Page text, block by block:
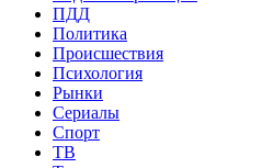
ПДД
Политика
Происшествия
Психология
Рынки
Сериалы
Спорт
ТВ